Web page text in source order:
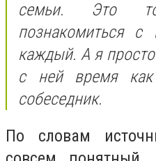
семьи. Это
познакомиться с
каждый. А я
с ней время как
собеседник.
По словам